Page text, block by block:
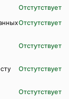
Отстутствует
Отстутствует
Отстутствует
Отстутствует
Отстутствует